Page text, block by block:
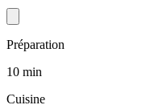
Préparation
10 min
Cuisine